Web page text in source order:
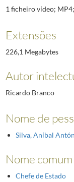
1 ficheiro vídeo;
Extensões
226,1 Megabytes
Autor
Ricardo Branco
Nome de
Silva, Aníbal
Nome comum
Chefe de Estado